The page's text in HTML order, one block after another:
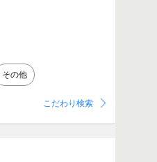
その他
こだわり検索